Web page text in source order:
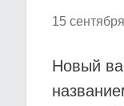
15
Новый